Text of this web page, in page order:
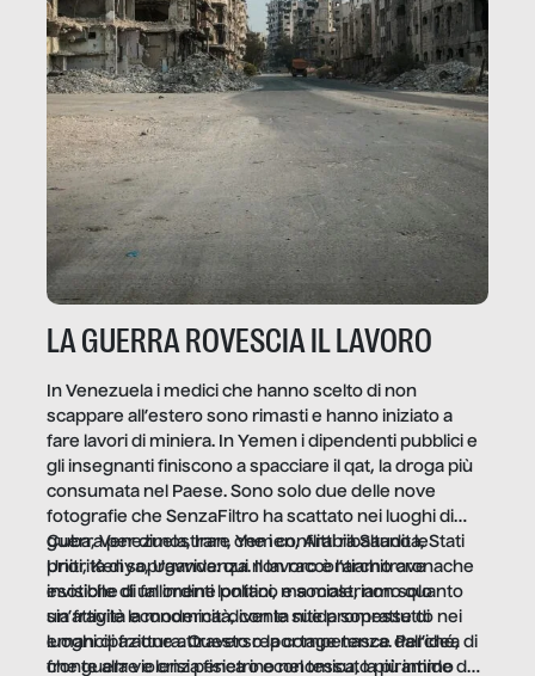
LA GUERRA ROVESCIA IL LAVORO
In Venezuela i medici che hanno scelto di non
scappare all’estero sono rimasti e hanno iniziato a
fare lavori di miniera. In Yemen i dipendenti pubblici e
gli insegnanti finiscono a spacciare il qat, la droga più
consumata nel Paese. Sono solo due delle nove
fotografie che SenzaFiltro ha scattato nei luoghi di
guerra per dimostrare che i conflitti ribaltano le
priorità di sopravvivenza. Il lavoro è l’architrave
invisibile di un ordine politico e sociale, non solo
un’attività economica: diventa nitida soprattutto nei
luoghi di frattura. Questo reportage nasce dall’idea
che guerre e crisi penetrino nel tessuto più intimo
Cuba, Venezuela, Iran, Yemen, Arabia Saudita, Stati
Uniti, Kenya, Uganda: qui non raccontiamo cronache
esotiche di fallimenti lontani, ma mostriamo quanto
sia fragile la modernità, con le sue promesse di
emancipazione attraverso la competenza. Perché, di
fronte alla violenza fisica o economica, la piramide del